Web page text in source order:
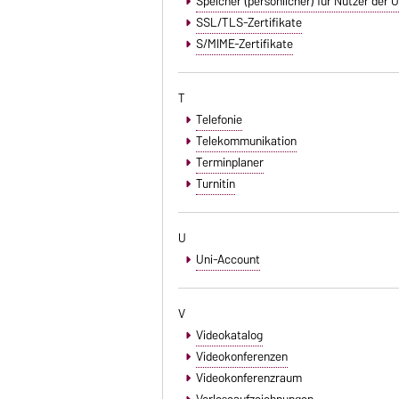
SSL/TLS-Zertifikate
S/MIME-Zertifikate
T
Telefonie
Telekommunikation
Terminplaner
Turnitin
U
Uni-Account
V
Videokatalog
Videokonferenzen
Videokonferenzraum